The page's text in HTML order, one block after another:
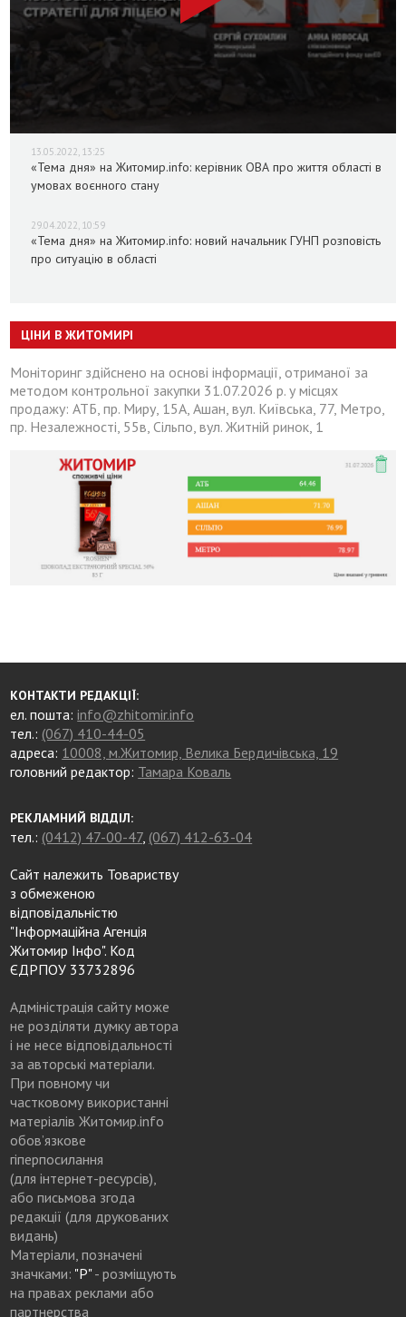
13.05.2022, 13:25
«Тема дня» на Житомир.info: керівник ОВА про життя області в
умовах воєнного стану
29.04.2022, 10:59
«Тема дня» на Житомир.info: новий начальник ГУНП розповість
про ситуацію в області
ЦІНИ В ЖИТОМИРІ
Моніторинг здійснено на основі інформації, отриманої за
методом контрольної закупки 31.07.2026 р. у місцях
продажу: АТБ, пр. Миру, 15А, Ашан, вул. Київська, 77, Метро,
пр. Незалежності, 55в, Сільпо, вул. Житній ринок, 1
КОНТАКТИ РЕДАКЦІЇ:
ел. пошта:info@zhitomir.info
тел.: (067) 410-44-05
адреса: 10008, м.Житомир, Велика Бердичівська, 19
головний редактор: Тамара Коваль
РЕКЛАМНИЙ ВІДДІЛ:
тел.: (0412) 47-00-47, (067) 412-63-04
Сайт належить Товариству
з обмеженою
відповідальністю
"Інформаційна Агенція
Житомир Інфо". Код
ЄДРПОУ 33732896
Адміністрація сайту може
не розділяти думку автора
і не несе відповідальності
за авторські матеріали.
При повному чи
частковому використанні
матеріалів Житомир.info
обов’язкове
гіперпосилання
(для інтернет-ресурсів),
або письмова згода
редакції (для друкованих
видань)
Матеріали, позначені
значками: "Р"- розміщують
на правах реклами або
партнерства